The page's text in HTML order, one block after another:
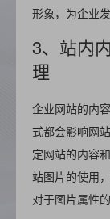
形象，为企业发
3、站内
理
企业网站的内
式都会影响网
定网站的内容
站图片的使用
对于图片属性